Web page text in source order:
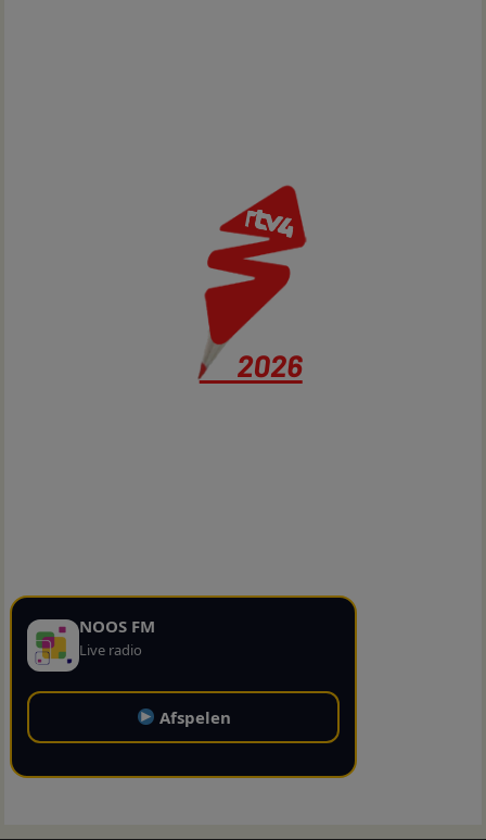
NOOS FM
Live radio
Afspelen